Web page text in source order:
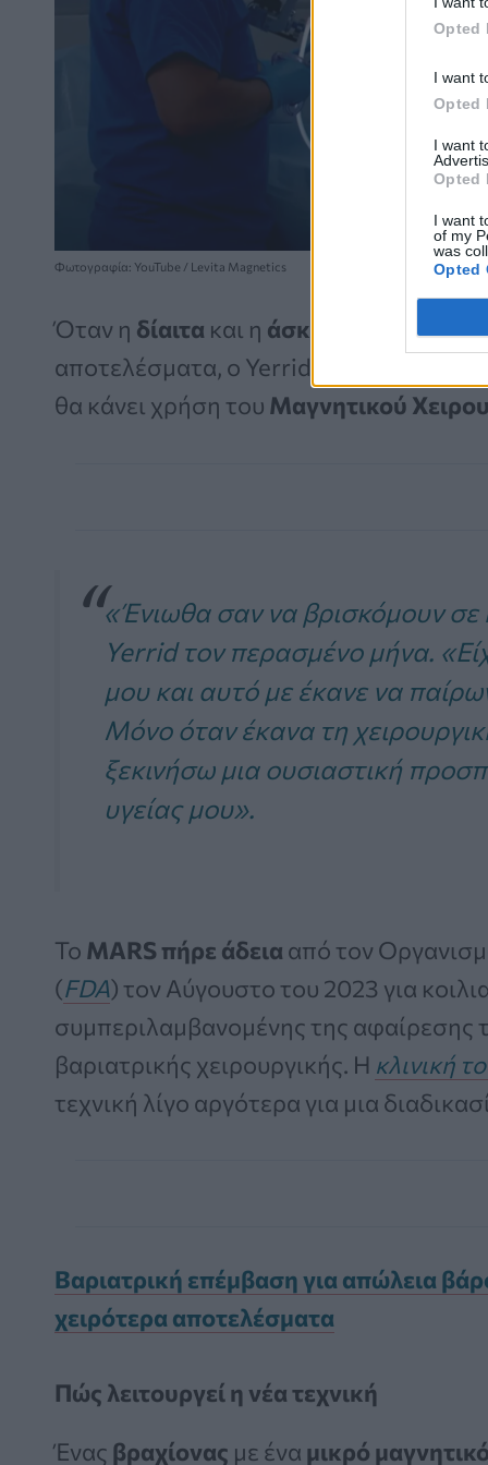
Opted
I want
Opted
I want
Opted
I want
of my
was
Opted
Φωτογραφία: YouTube / Levita Magnetics
Όταν η δίαιτα και η άσκηση απέτυχαν
αποτελέσματα, ο Yerrid συμφώνησε να
θα κάνει χρήση του Μαγνητικού
«Ένιωθα σαν να βρισκόμουν σε
Yerrid τον περασμένο μήνα.
μου και αυτό με έκανε να
Μόνο όταν έκανα τη
ξεκινήσω μια ουσιαστική
υγείας μου».
Το MARS πήρε άδεια από τον
(FDA) τον Αύγουστο του 2023 για
συμπεριλαμβανομένης της αφαίρεσης
βαριατρικής χειρουργικής. Η κλινική
τεχνική λίγο αργότερα για μια
Βαριατρική επέμβαση για απώλεια
χειρότερα αποτελέσματα
Πώς λειτουργεί η νέα τεχνική
Ένας βραχίονας με ένα μικρό